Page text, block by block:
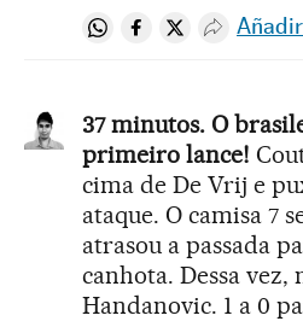
Compartir en Whatsapp
Compartir en
Compartir en
37 minutos. O
primeiro lance!
cima de De Vrij e
ataque. O camisa 7
atrasou a passada
canhota. Dessa vez,
Handanovic. 1 a 0